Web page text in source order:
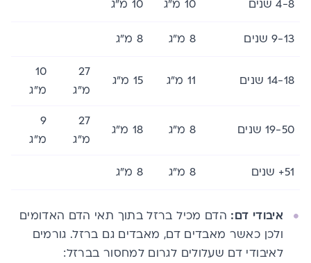
4-8 שנים 10 מ”ג 10 מ”ג
9-13 שנים 8 מ”ג 8 מ”ג
14-18 שנים 11 מ”ג 15 מ”ג
27
מ”ג
10
מ”ג
19-50 שנים 8 מ”ג 18 מ”ג
27
מ”ג
9
מ”ג
51+ שנים 8 מ”ג 8 מ”ג
איבודי דם: הדם מכיל ברזל בתוך תאי הדם האדומים
ולכן כאשר מאבדים דם, מאבדים גם ברזל. גורמים
לאיבודי דם שעלולים לגרום למחסור בברזל: